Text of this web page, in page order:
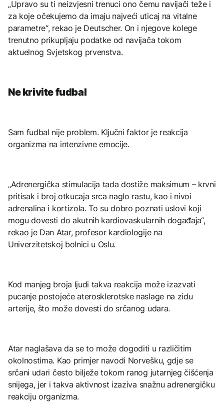
„Upravo su ti neizvjesni trenuci ono čemu navijači teže i
za koje očekujemo da imaju najveći uticaj na vitalne
parametre“, rekao je Deutscher. On i njegove kolege
trenutno prikupljaju podatke od navijača tokom
aktuelnog Svjetskog prvenstva.
Ne krivite fudbal
Sam fudbal nije problem. Ključni faktor je reakcija
organizma na intenzivne emocije.
„Adrenergička stimulacija tada dostiže maksimum – krvni
pritisak i broj otkucaja srca naglo rastu, kao i nivoi
adrenalina i kortizola. To su dobro poznati uslovi koji
mogu dovesti do akutnih kardiovaskularnih događaja“,
rekao je Dan Atar, profesor kardiologije na
Univerzitetskoj bolnici u Oslu.
Kod manjeg broja ljudi takva reakcija može izazvati
pucanje postojeće aterosklerotske naslage na zidu
arterije, što može dovesti do srčanog udara.
Atar naglašava da se to može dogoditi u različitim
okolnostima. Kao primjer navodi Norvešku, gdje se
srčani udari često bilježe tokom ranog jutarnjeg čišćenja
snijega, jer i takva aktivnost izaziva snažnu adrenergičku
reakciju organizma.